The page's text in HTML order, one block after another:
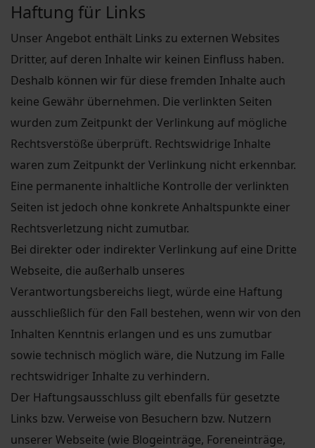
Haftung für Links
Unser Angebot enthält Links zu externen Websites
Dritter, auf deren Inhalte wir keinen Einfluss haben.
Deshalb können wir für diese fremden Inhalte auch
keine Gewähr übernehmen. Die verlinkten Seiten
wurden zum Zeitpunkt der Verlinkung auf mögliche
Rechtsverstöße überprüft. Rechtswidrige Inhalte
waren zum Zeitpunkt der Verlinkung nicht erkennbar.
Eine permanente inhaltliche Kontrolle der verlinkten
Seiten ist jedoch ohne konkrete Anhaltspunkte einer
Rechtsverletzung nicht zumutbar.
Bei direkter oder indirekter Verlinkung auf eine Dritte
Webseite, die außerhalb unseres
Verantwortungsbereichs liegt, würde eine Haftung
ausschließlich für den Fall bestehen, wenn wir von den
Inhalten Kenntnis erlangen und es uns zumutbar
sowie technisch möglich wäre, die Nutzung im Falle
rechtswidriger Inhalte zu verhindern.
Der Haftungsausschluss gilt ebenfalls für gesetzte
Links bzw. Verweise von Besuchern bzw. Nutzern
unserer Webseite (wie Blogeinträge, Foreneinträge,